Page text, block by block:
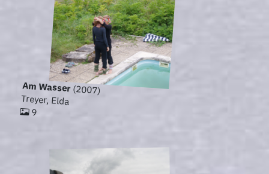
Am Wasser(2007)
Treyer, Elda
9